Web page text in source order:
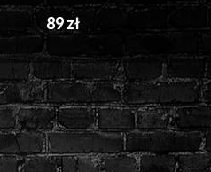
89 zł